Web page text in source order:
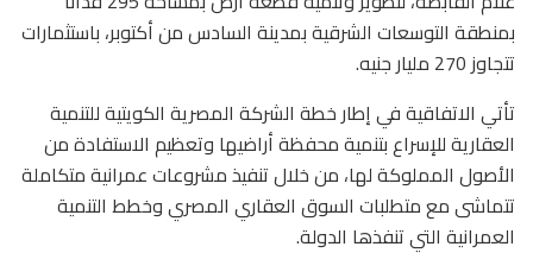
بمنطقة التوسعات الشرقية بمدينة السادس من أكتوبر، باستثمارات
تتجاوز 270 مليار جنيه.
تأتي الاتفاقية في إطار خطة الشركة المصرية الكويتية للتنمية
العقارية للإسراع بتنمية محفظة أراضيها وتعظيم الاستفادة من
الأصول المملوكة لها، من خلال تنفيذ مشروعات عمرانية متكاملة
تتماشى مع متطلبات السوق العقاري المصري وخطط التنمية
العمرانية التي تنفذها الدولة.